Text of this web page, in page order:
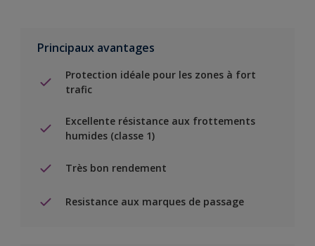
Principaux avantages
Protection idéale pour les zones à fort
trafic
Excellente résistance aux frottements
humides (classe 1)
Très bon rendement
Resistance aux marques de passage